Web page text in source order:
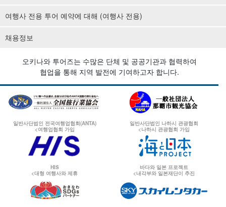
여행사 전용 투어 예약에 대해 (여행사 전용)
채용정보
오키나와 투어즈는 수많은 단체 및 공공기관과 협력하여
협업을 통해 지역 발전에 기여하고자 합니다.
일반사단법인 전국여행업협회(ANTA)
<여행업협회 가입
일반사단법인 나하시 관광협회
<나하시 관광협회 가입
HIS
<대형 여행사와 제휴
바다와 일본 프로젝트
<내각부와 일본재단이 추진